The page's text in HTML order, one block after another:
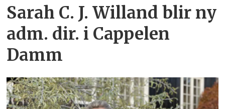
Sarah C. J. Willand blir ny
adm. dir. i Cappelen
Damm